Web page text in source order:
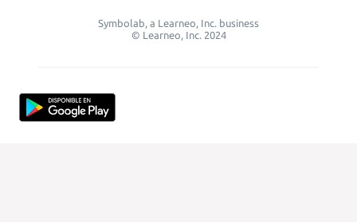
Symbolab, a Learneo, Inc. business
© Learneo, Inc. 2024